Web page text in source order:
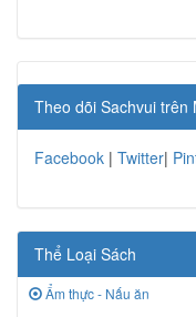
Theo dõi Sachvui trên
Facebook | Twitter|
Thể Loại Sách
Ẩm thực - Nấu ăn